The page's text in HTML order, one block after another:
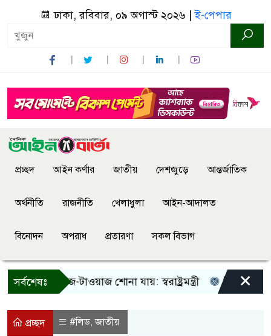
ঢাকা, রবিবার, ০৯ অগাস্ট ২০২৬ |ই-পেপার
প্রচ্ছদ আইন কর্ণার জাতীয় দেশজুড়ে আন্তর্জাতিক
অর্থনীতি রাজনীতি খেলাধুলা আইন-আদালত
বিনোদন অপরাধ প্রতারণা সকল বিভাগ
সর্বশেষঃ
শুধু আওয়াজ-টাওয়াজ শোনা যায়: স্বরাষ্ট্রমন্ত্রী তিন দিনের
×
প্রচ্ছদ #লিড,জাতীয়